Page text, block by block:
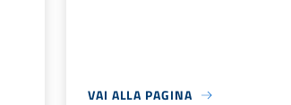
VAI ALLA PAGINA